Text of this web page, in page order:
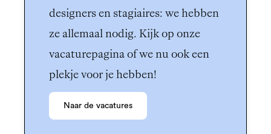
designers en stagiaires: we hebben
ze allemaal nodig. Kijk op onze
vacaturepagina of we nu ook een
plekje voor je hebben!
Naar de vacatures